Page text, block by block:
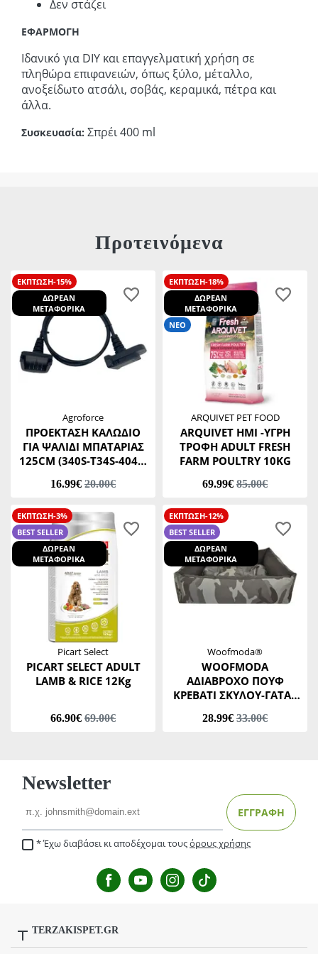
Δεν στάζει
ΕΦΑΡΜΟΓΗ
Ιδανικό για DIY και επαγγελματική χρήση σε
πληθώρα επιφανειών, όπως ξύλο, μέταλλο,
ανοξείδωτο ατσάλι, σοβάς, κεραμικά, πέτρα και
άλλα.
Συσκευασία: Σπρέι 400 ml
Προτεινόμενα
ΕΚΠΤΩΣΗ-15%
ΔΩΡΕΑΝ
ΜΕΤΑΦΟΡΙΚΑ
Agroforce
ΠΡΟΕΚΤΑΣΗ ΚΑΛΩΔΙΟ
ΓΙΑ ΨΑΛΙΔΙ ΜΠΑΤΑΡΙΑΣ
125CM (340S-T34S-404S-
16.99€ 20.00€
ΕΚΠΤΩΣΗ-18%
ΔΩΡΕΑΝ
ΜΕΤΑΦΟΡΙΚΑ
ΝΕΟ
ARQUIVET PET FOOD
ARQUIVET ΗΜΙ -ΥΓΡΗ
ΤΡΟΦΗ ADULT FRESH
FARM POULTRY 10KG
69.99€ 85.00€
ΕΚΠΤΩΣΗ-3%
BEST SELLER
ΔΩΡΕΑΝ
ΜΕΤΑΦΟΡΙΚΑ
Picart Select
PICART SELECT ADULT
LAMB & RICE 12Kg
66.90€ 69.00€
ΕΚΠΤΩΣΗ-12%
BEST SELLER
ΔΩΡΕΑΝ
ΜΕΤΑΦΟΡΙΚΑ
Woofmoda®
WOOFMODA
ΑΔΙΑΒΡΟΧΟ ΠΟΥΦ
ΚΡΕΒΑΤΙ ΣΚΥΛΟΥ-ΓΑΤΑΣ
ΓΚΡΙ Νο1 32 Χ 37 Χ Υ 20
28.99€ 33.00€
Newsletter
ΕΓΓΡΑΦΗ
Έχω διαβάσει κι αποδέχομαι τουςόρους χρήσης
TERZAKISPET.GR